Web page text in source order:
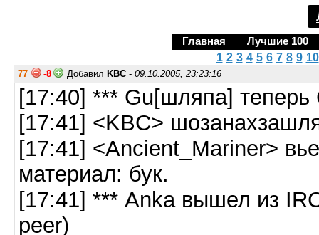
Главная Лучшие 100
1 2 3 4 5 6 7 8 9 10
77 -8 Добавил KBC - 09.10.2005, 23:23:16
[17:40] *** Gu[шляпа] теперь
[17:41] <KBC>
[17:41] <Ancient_Mariner>
материал: бук.
[17:41] *** Anka вышел из
peer)